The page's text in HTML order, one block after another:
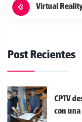
a
g
a
c
i
ó
Virtual
Post Recientes
CPTV
con